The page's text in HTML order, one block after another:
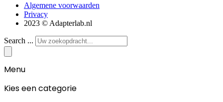
Algemene voorwaarden
Privacy
2023 © Adapterlab.nl
Search ...
Menu
Kies een categorie